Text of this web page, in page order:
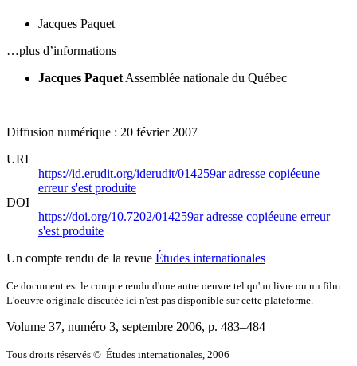
Jacques Paquet
…plus d’informations
Jacques Paquet Assemblée nationale du Québec
Diffusion numérique : 20 février 2007
URI
https://id.erudit.org/iderudit/014259aradresse copiéeune
erreur s'est produite
DOI
https://doi.org/10.7202/014259aradresse copiéeune erreur
s'est produite
Un compte rendu de la revue Études internationales
Ce document est le compte rendu d'une autre oeuvre tel qu'un livre ou un film.
L'oeuvre originale discutée ici n'est pas disponible sur cette plateforme.
Volume 37, numéro 3, septembre 2006, p. 483–484
Tous droits réservés © Études internationales, 2006